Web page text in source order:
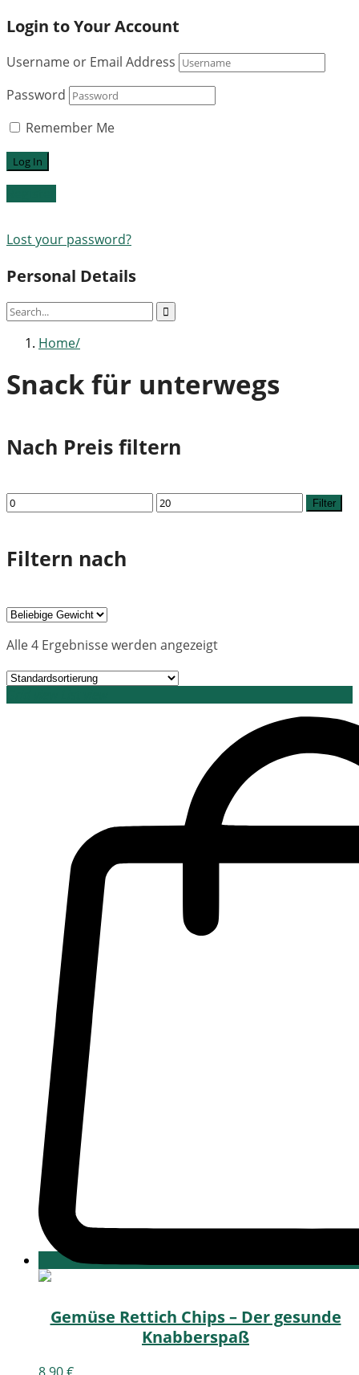
Login to Your Account
Username or Email Address
Password
Remember Me
Lost your password?
Personal Details
Home
Snack für unterwegs
Nach Preis filtern
Min.
Preis
Max.
Preis
Filter
Filtern nach
Alle 4 Ergebnisse werden angezeigt
Gemüse Rettich Chips – Der gesunde
Knabberspaß